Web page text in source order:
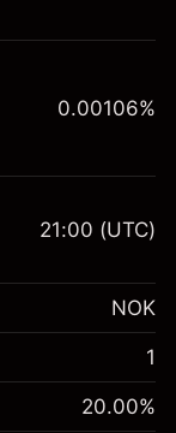
NOK 1,000.00
%
0.00106%
21:00 (UTC)
NOK
1
20.00%